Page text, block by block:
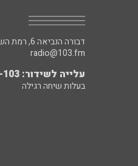
דבורה הנביאה 6, רמת השרון
radio@103.fm
עלייה לשידור: 0552-103-103
בעלות שיחה רגילה